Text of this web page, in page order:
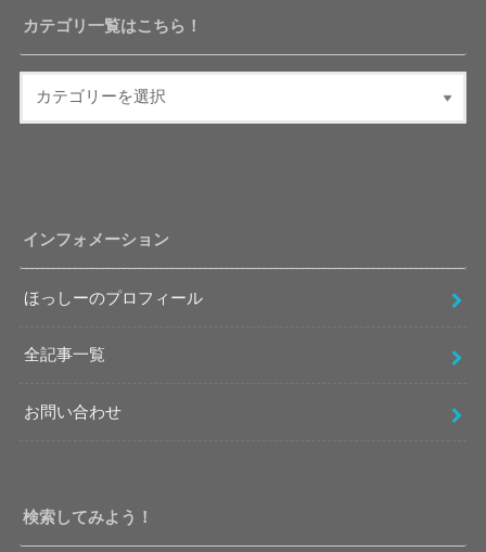
カテゴリ一覧はこちら！
インフォメーション
ほっしーのプロフィール
全記事一覧
お問い合わせ
検索してみよう！